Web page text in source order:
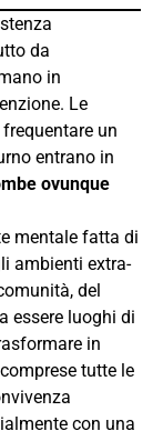
da
in
Le
un
entrano in
ovunque
mentale fatta di
ambienti extra-
del
essere luoghi di
in
tutte le
con una